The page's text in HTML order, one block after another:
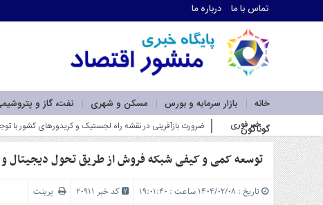
تماس با ما درباره ما
خانه بازار سرمایه و بورس مسکن و شهری نفت، گاز و
گوناگون
ما
درباره
سرویس
ها
خانه
بازار
سرمایه
خبر فوری ضرورت بازآفرینی در نقشه راه لجستیک و کریدورهای کشور با
توسعه کمی و کیفی شبکه فروش از طریق تحول دیجیتال
تاریخ : ۱۴۰۴/۰۲/۰۸ ساعت : ۱۹:۰۱:۴۰ کد خبر 20911 پرینت